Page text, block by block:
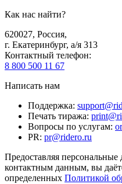
Как нас найти?
620027, Россия,
г. Екатеринбург, а/я 313
Контактный телефон:
8 800 500 11 67
Написать нам
Поддержка:
Печать тиража:
Вопросы по услугам:
PR: pr@ridero.ru
Предоставляя
контактным данным, вы
определенных Политикой